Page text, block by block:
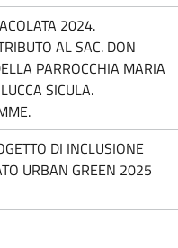
2024.
AL SAC. DON
PARROCCHIA MARIA
SICULA.
DI INCLUSIONE
URBAN GREEN 2025